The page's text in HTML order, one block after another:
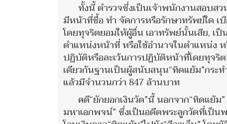
ทั้งนี้ ตำรวจซึ่งเป็นเจ้าพนักงานสอบส
มีหน้าที่ซื้อ ทำ จัดการหรือรักษาทรัพย์ใด
โดยทุจริตยอมให้ผู้อื่น เอาทรัพย์นั้นเสีย, เ
ตำแหน่งหน้าที่ หรือใช้อำนาจในตำแหน่ง
ปฏิบัติหรือละเว้นการปฏิบัติหน้าที่โดยทุจริ
เดียวกันฐานเป็นผู้สนับสนุน“ทิดแย้ม”กระ
แล้วมีจำนวนกว่า 847 ล้านบาท
คดี“ยักยอกเงินวัด”นี้ นอกจาก“ทิดแย้ม
มหาเอกพจน์” ซึ่งเป็นอดีตพระลูกวัดที่เป็น